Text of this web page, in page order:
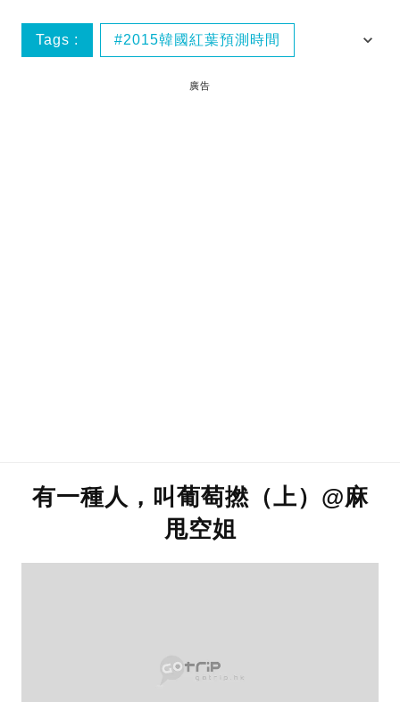
Tags : 2015韓國紅葉預測時間
廣告
有一種人，叫葡萄撚（上）@麻
甩空姐